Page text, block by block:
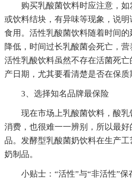
购买乳酸菌饮料时应注意，
或饮料结块，有异味等现象，说
食用。活性乳酸菌饮料随着时间
降低，时间过长乳酸菌会死亡，
活性乳酸饮料虽然不存在活菌死
产日期，尤其要看清楚是否在保质
3、选择知名品牌最保险
现在市场上乳酸菌饮料，酸
消费，也很难一一辨别，所以最
品。发酵型乳酸菌奶饮料在生产
奶制品。
小贴士：“活性”与“非活性”保